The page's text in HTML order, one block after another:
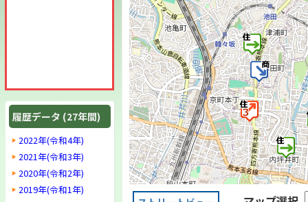
履歴データ (27年間)
2022年(令和4年)
2021年(令和3年)
2020年(令和2年)
2019年(令和1年)